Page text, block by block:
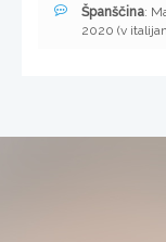
Španščina:
2020 (v